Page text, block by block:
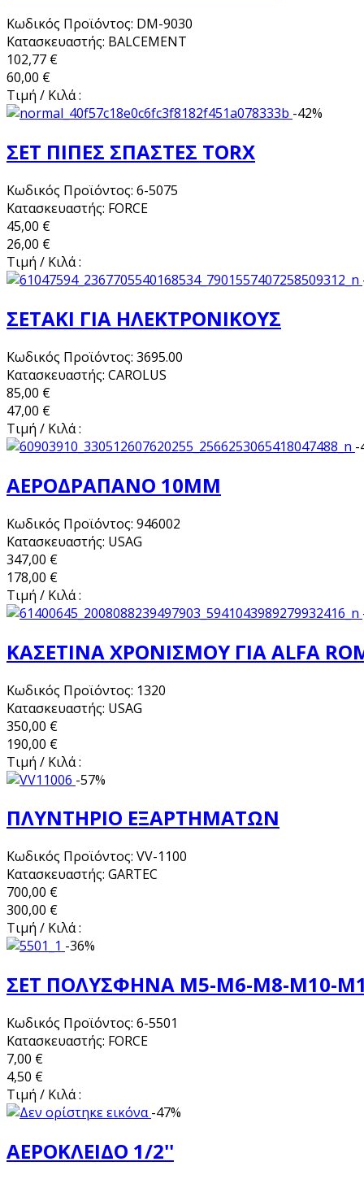
Κωδικός Προϊόντος: DM-9030
Κατασκευαστής: BALCEMENT
102,77 €
60,00 €
Τιμή / Κιλά :
-42%
ΣΕΤ ΠΙΠΕΣ ΣΠΑΣΤΕΣ TORX
Κωδικός Προϊόντος: 6-5075
Κατασκευαστής: FORCE
45,00 €
26,00 €
Τιμή / Κιλά :
ΣΕΤΑΚΙ ΓΙΑ ΗΛΕΚΤΡΟΝΙΚΟΥΣ
Κωδικός Προϊόντος: 3695.00
Κατασκευαστής: CAROLUS
85,00 €
47,00 €
Τιμή / Κιλά :
-
ΑΕΡΟΔΡΑΠΑΝΟ 10ΜΜ
Κωδικός Προϊόντος: 946002
Κατασκευαστής: USAG
347,00 €
178,00 €
Τιμή / Κιλά :
ΚΑΣΕΤΙΝΑ ΧΡΟΝΙΣΜΟΥ ΓΙΑ ALFA
Κωδικός Προϊόντος: 1320
Κατασκευαστής: USAG
350,00 €
190,00 €
Τιμή / Κιλά :
-57%
ΠΛΥΝΤΗΡΙΟ ΕΞΑΡΤΗΜΑΤΩΝ
Κωδικός Προϊόντος: VV-1100
Κατασκευαστής: GARTEC
700,00 €
300,00 €
Τιμή / Κιλά :
-36%
ΣΕΤ ΠΟΛΥΣΦΗΝΑ Μ5-Μ6-Μ8-Μ10-
Κωδικός Προϊόντος: 6-5501
Κατασκευαστής: FORCE
7,00 €
4,50 €
Τιμή / Κιλά :
-47%
ΑΕΡΟΚΛΕΙΔΟ 1/2''